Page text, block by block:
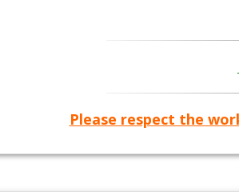
Please respect the